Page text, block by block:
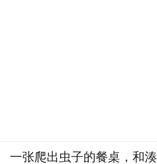
一张爬出虫子的餐桌，和湊